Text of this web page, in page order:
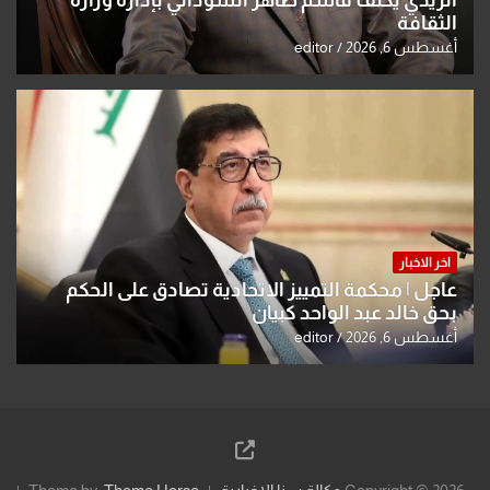
الثقافة
أغسطس 6, 2026 editor
اخر الاخبار
عاجل | محكمة التمييز الاتحادية تصادق على الحكم
بحق خالد عبد الواحد كبيان
أغسطس 6, 2026 editor